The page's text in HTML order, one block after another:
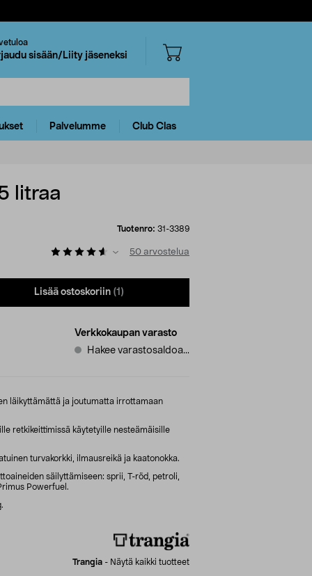
sisään/Liity jäseneksi
Palvelumme Club Clas
litraa
Tuotenro: 31-3389
50 arvostelua
Lisää ostoskoriin (1)
Verkkokaupan varasto
Hakee varastosaldoa...
läikyttämättä ja joutumatta irrottamaan
retkikeittimissä käytetyille nesteämäisille
turvakorkki, ilmausreikä ja kaatonokka.
säilyttämiseen: sprii, T-röd, petroli,
Powerfuel.
Trangia - Näytä kaikki tuotteet